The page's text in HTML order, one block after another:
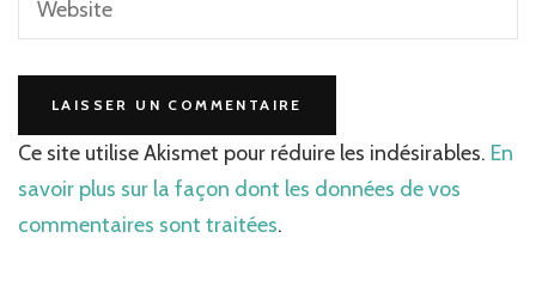
Ce site utilise Akismet pour réduire les indésirables. En
savoir plus sur la façon dont les données de vos
commentaires sont traitées.